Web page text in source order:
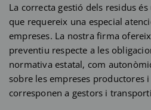
La correcta gestió dels residus
que requereix una especial
empreses. La nostra firma
preventiu respecte a les
normativa estatal, com
sobre les empreses productores
corresponen a gestors i